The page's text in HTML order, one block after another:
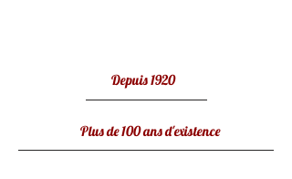
Depuis 1920
Plus de 100 ans d'existence